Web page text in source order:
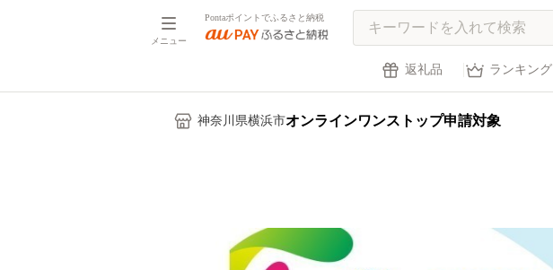
メニュー
Pontaポイントでふるさと納税
返礼品 ランキング
神奈川県横浜市オンラインワンストップ申請対象